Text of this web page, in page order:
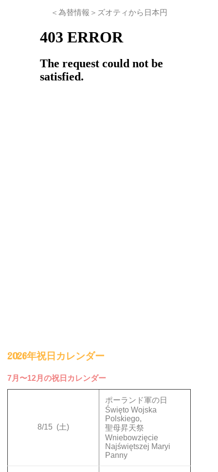
＜為替情報＞ズオティから日本円
2026年祝日カレンダー
7月〜12月の祝日カレンダー
8/15 (土)
ポーランド軍の日
Święto Wojska
Polskiego,
聖母昇天祭
Wniebowzięcie
Najświętszej Maryi
Panny